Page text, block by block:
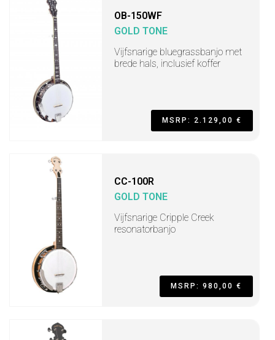
OB-150WF
GOLD TONE
Vijfsnarige bluegrassbanjo met
brede hals, inclusief koffer
MSRP: 2.129,00 €
CC-100R
GOLD TONE
Vijfsnarige Cripple Creek
resonatorbanjo
MSRP: 980,00 €